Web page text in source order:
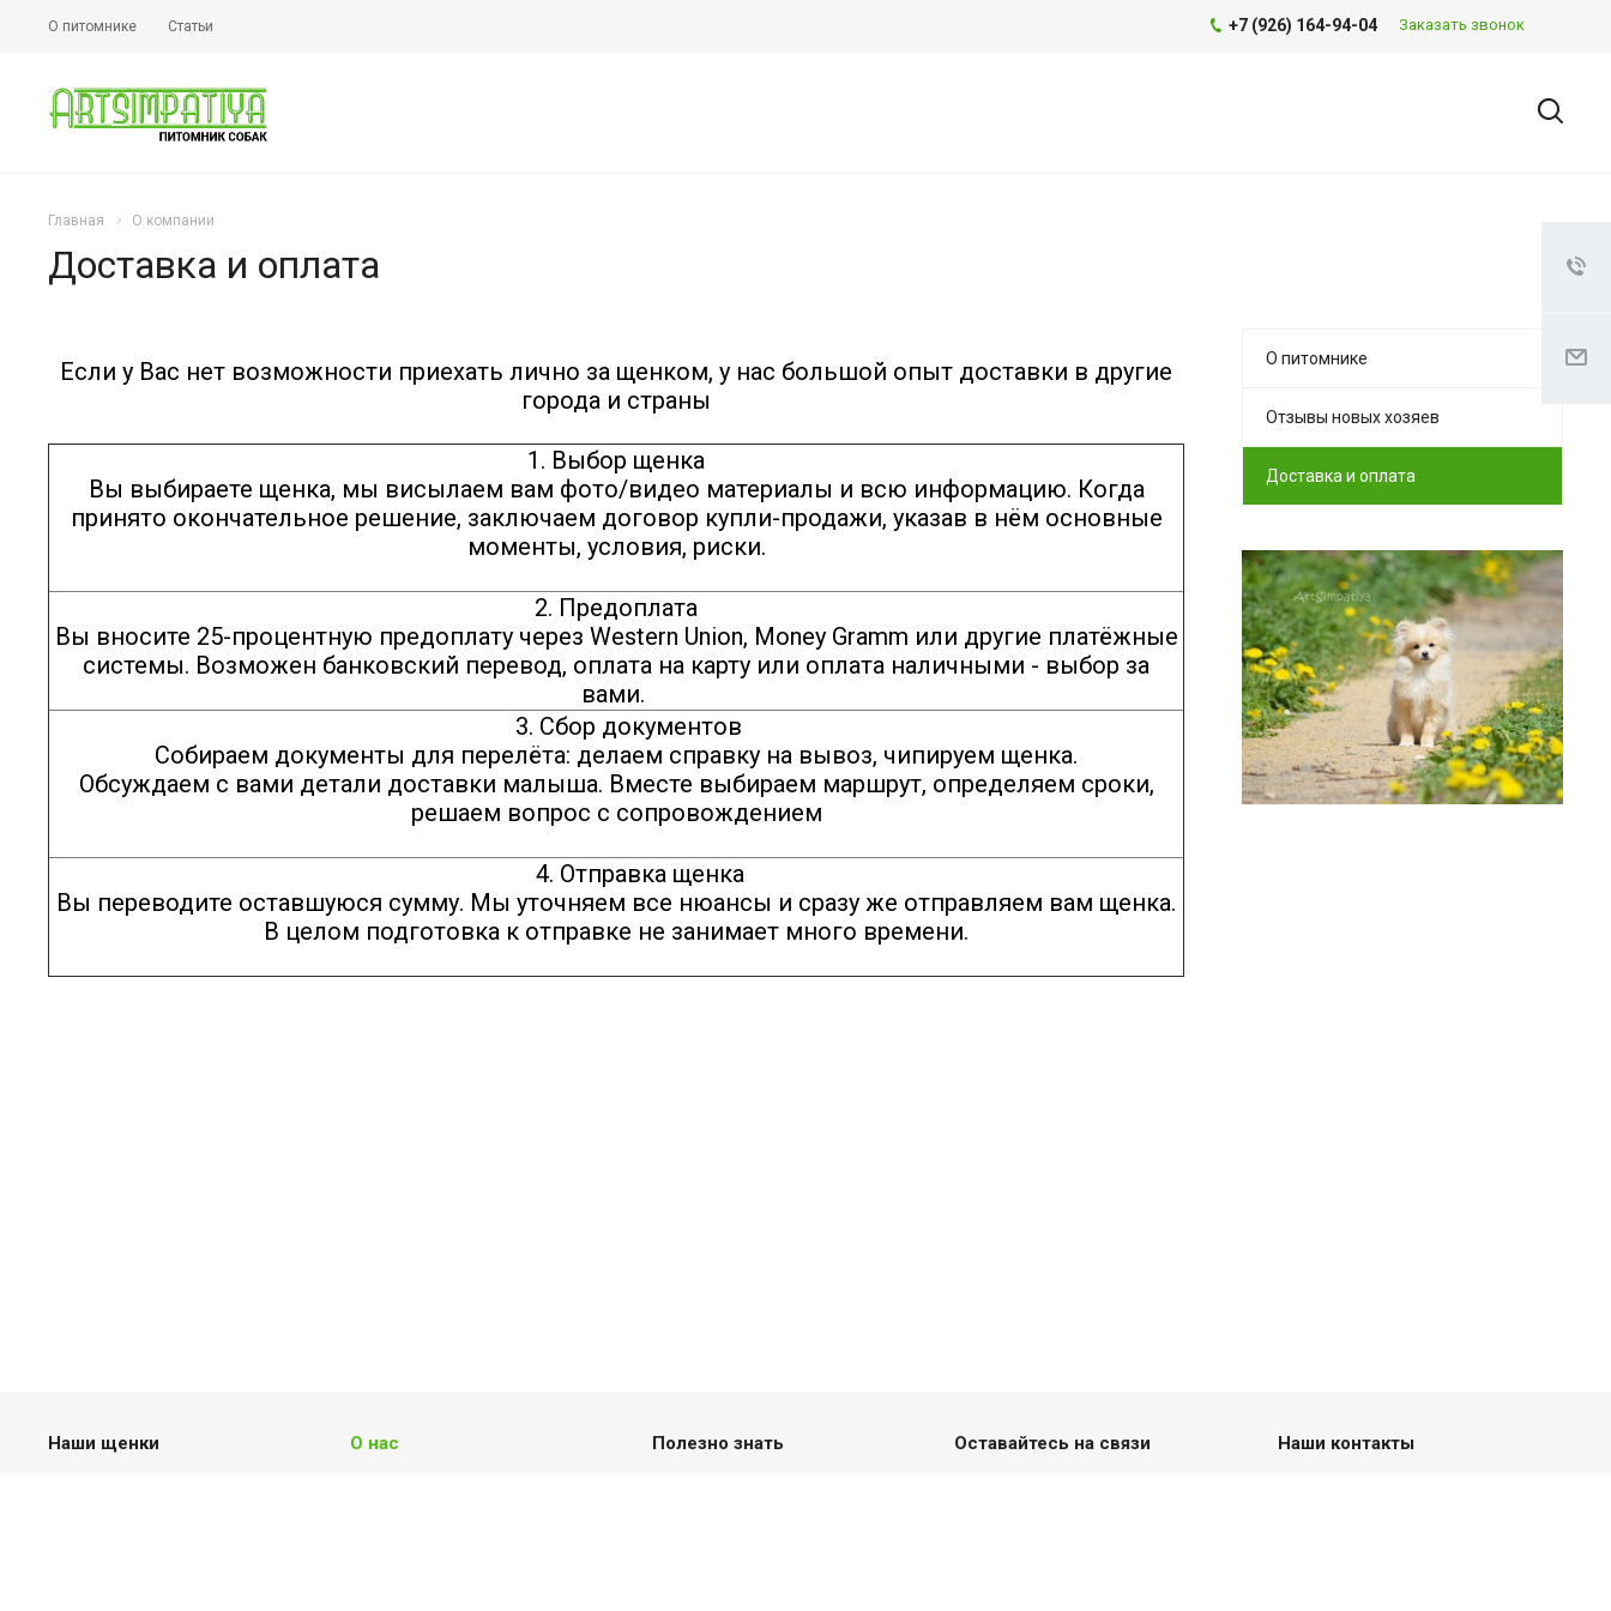
О питомнике Статьи +7 (926) 164-94-04 Заказать звонок
Главная О компании
Доставка и оплата
Если у Вас нет возможности приехать лично за щенком, у нас большой опыт доставки в другие
города и страны
1. Выбор щенка
Вы выбираете щенка, мы висылаем вам фото/видео материалы и всю информацию. Когда
принято окончательное решение, заключаем договор купли-продажи, указав в нём основные
моменты, условия, риски.
2. Предоплата
Вы вносите 25-процентную предоплату через Western Union, Money Gramm или другие платёжные
системы. Возможен банковский перевод, оплата на карту или оплата наличными - выбор за
вами.
3. Сбор документов
Собираем документы для перелёта: делаем справку на вывоз, чипируем щенка.
Обсуждаем с вами детали доставки малыша. Вместе выбираем маршрут, определяем сроки,
решаем вопрос с сопровождением
4. Отправка щенка
Вы переводите оставшуюся сумму. Мы уточняем все нюансы и сразу же отправляем вам щенка.
В целом подготовка к отправке не занимает много времени.
О питомнике
Отзывы новых хозяев
Доставка и оплата
Наши щенки О нас Полезно знать Оставайтесь на связи Наши контакты